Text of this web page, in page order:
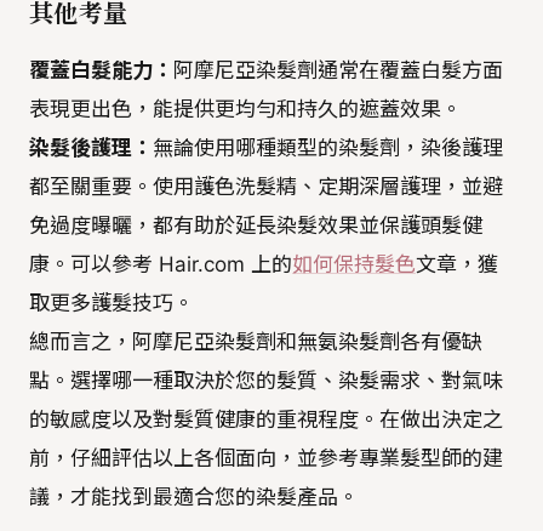
其他考量
覆蓋白髮能力： 阿摩尼亞染髮劑通常在覆蓋白髮方面
表現更出色，能提供更均勻和持久的遮蓋效果。
染髮後護理： 無論使用哪種類型的染髮劑，染後護理
都至關重要。使用護色洗髮精、定期深層護理，並避
免過度曝曬，都有助於延長染髮效果並保護頭髮健
康。可以參考 Hair.com 上的如何保持髮色文章，獲
取更多護髮技巧。
總而言之，阿摩尼亞染髮劑和無氨染髮劑各有優缺
點。選擇哪一種取決於您的髮質、染髮需求、對氣味
的敏感度以及對髮質健康的重視程度。在做出決定之
前，仔細評估以上各個面向，並參考專業髮型師的建
議，才能找到最適合您的染髮產品。